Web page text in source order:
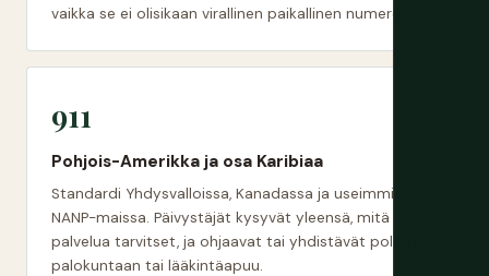
vaikka se ei olisikaan virallinen paikallinen numero.
911
Pohjois-Amerikka ja osa Karibiaa
Standardi Yhdysvalloissa, Kanadassa ja useimmissa
NANP-maissa. Päivystäjät kysyvät yleensä, mitä
palvelua tarvitset, ja ohjaavat tai yhdistävät poliisiin,
palokuntaan tai lääkintäapuu.